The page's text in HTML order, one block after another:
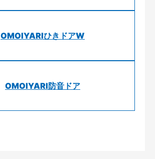
OMOIYARIひきドアW
OMOIYARI防音ドア